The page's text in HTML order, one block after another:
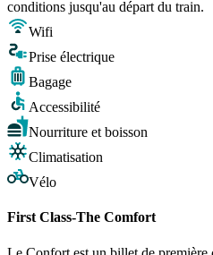
conditions jusqu'au départ du train.
Wifi
Prise électrique
Bagage
Accessibilité
Nourriture et boisson
Climatisation
Vélo
First Class-The Comfort